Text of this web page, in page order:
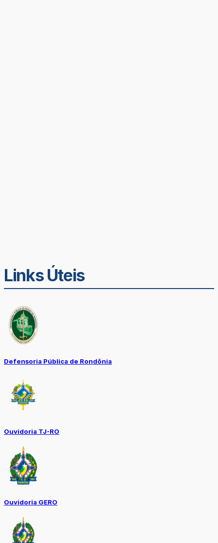
Links Úteis
Defensoria Pública de Rondônia
Ouvidoria TJ-RO
Ouvidoria GERO